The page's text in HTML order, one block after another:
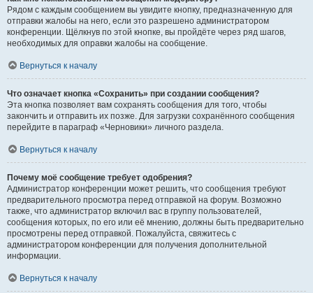
Рядом с каждым сообщением вы увидите кнопку, предназначенную для
отправки жалобы на него, если это разрешено администратором
конференции. Щёлкнув по этой кнопке, вы пройдёте через ряд шагов,
необходимых для оправки жалобы на сообщение.
Вернуться к началу
Что означает кнопка «Сохранить» при создании сообщения?
Эта кнопка позволяет вам сохранять сообщения для того, чтобы
закончить и отправить их позже. Для загрузки сохранённого сообщения
перейдите в параграф «Черновики» личного раздела.
Вернуться к началу
Почему моё сообщение требует одобрения?
Администратор конференции может решить, что сообщения требуют
предварительного просмотра перед отправкой на форум. Возможно
также, что администратор включил вас в группу пользователей,
сообщения которых, по его или её мнению, должны быть предварительно
просмотрены перед отправкой. Пожалуйста, свяжитесь с
администратором конференции для получения дополнительной
информации.
Вернуться к началу